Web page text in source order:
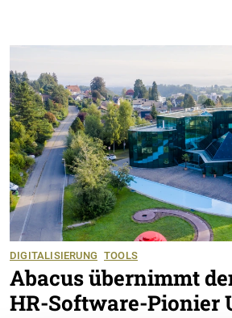
DIGITALISIERUNG TOOLS
Abacus übernimmt
HR-Software-Pionier